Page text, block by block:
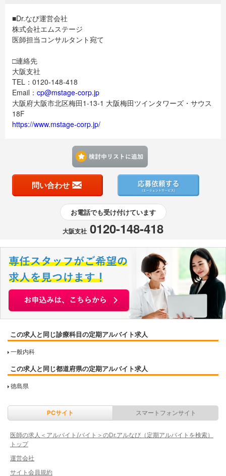
■Dr.なび運営会社
株式会社エムステージ
医師担当コンサルタント宛て
□連絡先
大阪支社
TEL：0120-148-418
Email： cp@mstage-corp.jp
大阪府大阪市北区梅田1-13-1 大阪梅田ツインタワーズ・サウス
18F
https://www.mstage-corp.jp/
問い合わせ
お電話でも受け付けています
大阪支社 0120-148-418
この求人と同じ診療科目の定期アルバイト求人
一般内科
この求人と同じ都道府県の定期アルバイト求人
徳島県
PCサイト スマートフォンサイト
医師の求人＜アルバイト/バイト＞のDr.アルなび（定期アルバイトを検索）
トップ
運営会社
サイト会員規約